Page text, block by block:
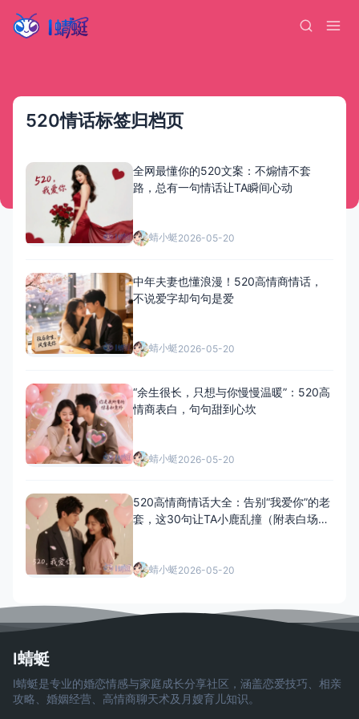
520情话标签归档页
全网最懂你的520文案：不煽情不套
路，总有一句情话让TA瞬间心动
蜻小蜓2026-05-20
中年夫妻也懂浪漫！520高情商情话，
不说爱字却句句是爱
蜻小蜓2026-05-20
“余生很长，只想与你慢慢温暖”：520高
情商表白，句句甜到心坎
蜻小蜓2026-05-20
520高情商情话大全：告别“我爱你”的老
套，这30句让TA小鹿乱撞（附表白场
蜻小蜓2026-05-20
I蜻蜓
I蜻蜓是专业的婚恋情感与家庭成长分享社区，涵盖恋爱技巧、相亲
攻略、婚姻经营、高情商聊天术及月嫂育儿知识。